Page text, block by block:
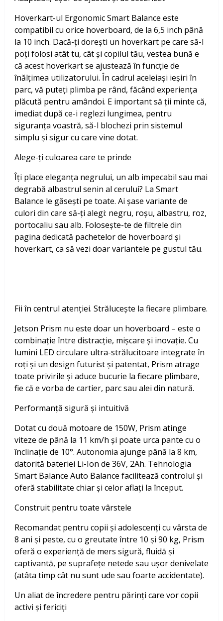
Hoverkart-ul Ergonomic Smart Balance este
compatibil cu orice hoverboard, de la 6,5 inch până
la 10 inch. Dacă-ți dorești un hoverkart pe care să-l
poți folosi atât tu, cât și copilul tău, vestea bună e
că acest hoverkart se ajustează în funcție de
înălțimea utilizatorului. În cadrul aceleiași ieșiri în
parc, vă puteți plimba pe rând, făcând experiența
plăcută pentru amândoi. E important să ții minte că,
imediat după ce-i reglezi lungimea, pentru
siguranța voastră, să-l blochezi prin sistemul
simplu și sigur cu care vine dotat.
Alege-ți culoarea care te prinde
Îți place eleganța negrului, un alb impecabil sau mai
degrabă albastrul senin al cerului? La Smart
Balance le găsești pe toate. Ai șase variante de
culori din care să-ți alegi: negru, roșu, albastru, roz,
portocaliu sau alb. Folosește-te de filtrele din
pagina dedicată pachetelor de hoverboard și
hoverkart, ca să vezi doar variantele pe gustul tău.
Fii în centrul atenției. Strălucește la fiecare plimbare.
Jetson Prism nu este doar un hoverboard – este o
combinație între distracție, mișcare și inovație. Cu
lumini LED circulare ultra-strălucitoare integrate în
roți și un design futurist și patentat, Prism atrage
toate privirile și aduce bucurie la fiecare plimbare,
fie că e vorba de cartier, parc sau alei din natură.
Performanță sigură și intuitivă
Dotat cu două motoare de 150W, Prism atinge
viteze de până la 11 km/h și poate urca pante cu o
înclinație de 10°. Autonomia ajunge până la 8 km,
datorită bateriei Li-Ion de 36V, 2Ah. Tehnologia
Smart Balance Auto Balance facilitează controlul și
oferă stabilitate chiar și celor aflați la început.
Construit pentru toate vârstele
Recomandat pentru copii și adolescenți cu vârsta de
8 ani și peste, cu o greutate între 10 și 90 kg, Prism
oferă o experiență de mers sigură, fluidă și
captivantă, pe suprafețe netede sau ușor denivelate
(atâta timp cât nu sunt ude sau foarte accidentate).
Un aliat de încredere pentru părinți care vor copii
activi și fericiți